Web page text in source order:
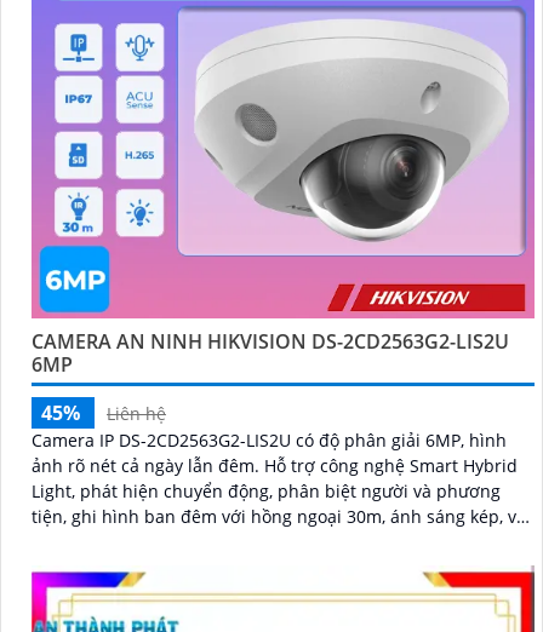
CAMERA AN NINH HIKVISION DS-2CD2563G2-LIS2U
6MP
45%
Liên hệ
Camera IP DS-2CD2563G2-LIS2U có độ phân giải 6MP, hình
ảnh rõ nét cả ngày lẫn đêm. Hỗ trợ công nghệ Smart Hybrid
Light, phát hiện chuyển động, phân biệt người và phương
tiện, ghi hình ban đêm với hồng ngoại 30m, ánh sáng kép, và